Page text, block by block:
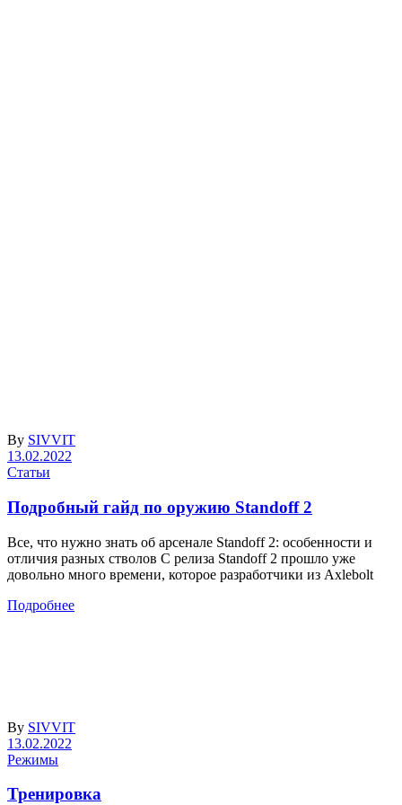
By SIVVIT
13.02.2022
Статьи
Подробный гайд по оружию Standoff 2
Все, что нужно знать об арсенале Standoff 2: особенности и
отличия разных стволов С релиза Standoff 2 прошло уже
довольно много времени, которое разработчики из Axlebolt
Подробнее
By SIVVIT
13.02.2022
Режимы
Тренировка